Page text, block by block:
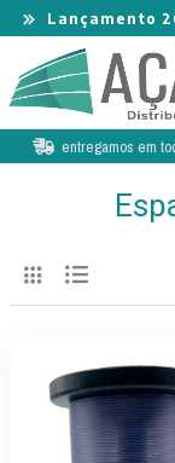
Lançamento
entregamos em